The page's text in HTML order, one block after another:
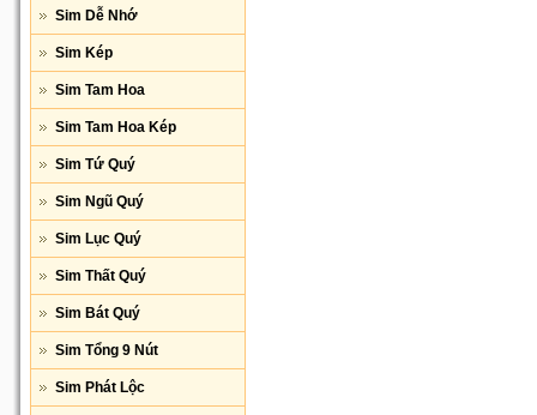
Sim Dễ Nhớ
Sim Kép
Sim Tam Hoa
Sim Tam Hoa Kép
Sim Tứ Quý
Sim Ngũ Quý
Sim Lục Quý
Sim Thất Quý
Sim Bát Quý
Sim Tổng 9 Nút
Sim Phát Lộc